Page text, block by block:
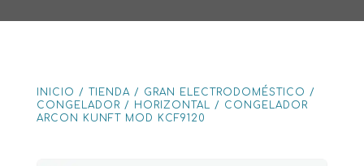
INICIO / TIENDA/ GRAN ELECTRODOMÉSTICO /
CONGELADOR / HORIZONTAL / CONGELADOR
ARCON KUNFT MOD KCF9120